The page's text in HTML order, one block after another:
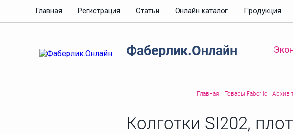
Главная Регистрация Статьи Онлайн каталог Продукция
Фаберлик.Онлайн
Главная - Товары Faberlic - Архив
Колготки SI202,